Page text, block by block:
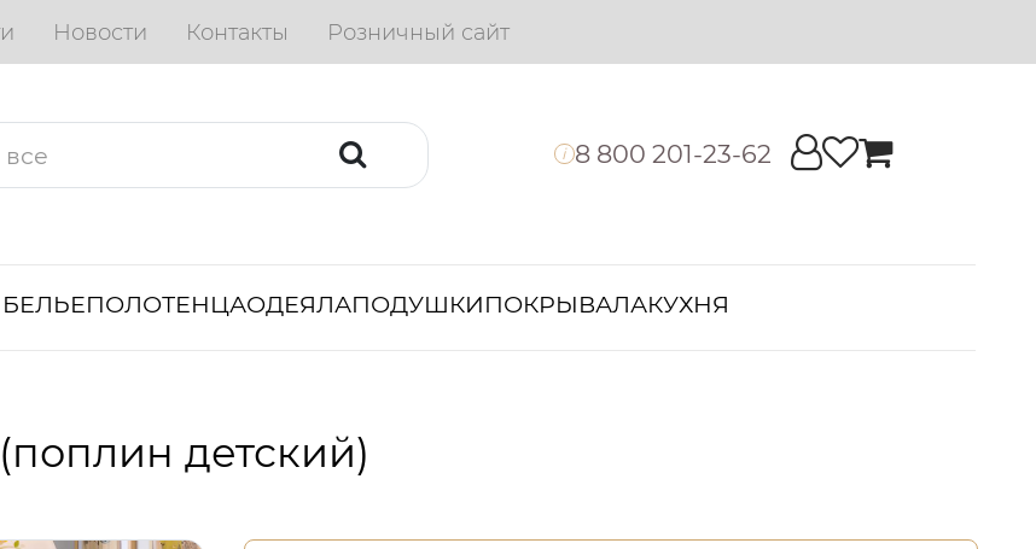
Новости Контакты Розничный сайт
i 8 800 201-23-62
ПОЛОТЕНЦАОДЕЯЛАПОДУШКИПОКРЫВАЛАКУХНЯ
детский)